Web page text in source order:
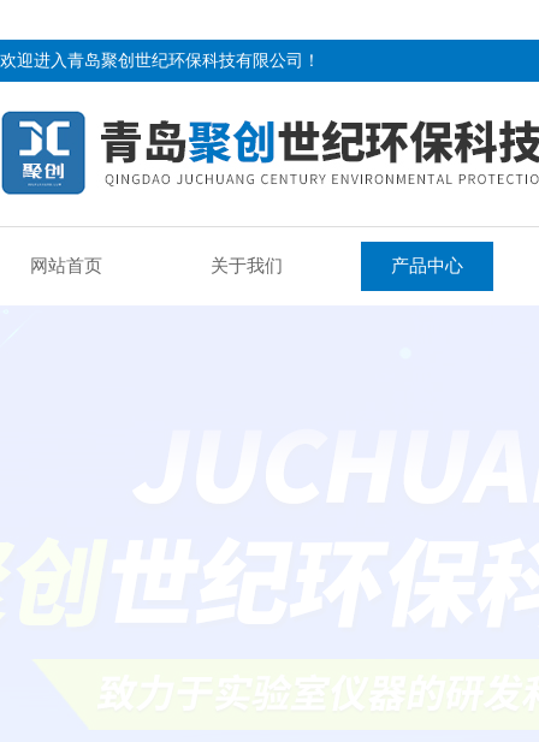
欢迎进入青岛聚创世纪环保科技有限公司！
网站首页 关于我们 产品中心